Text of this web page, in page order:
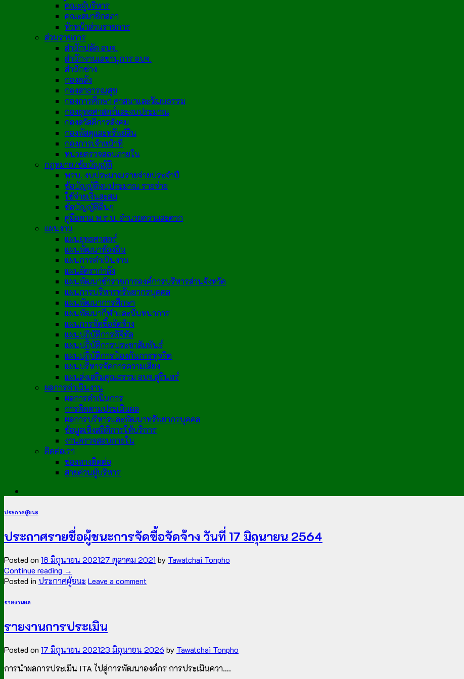
คณะผู้บริหาร
คณะสมาชิกสภา
หัวหน้าส่วนราชการ
ส่วนราชการ
สำนักปลัด อบจ.
สำนักงานเลขานุการ อบจ.
สำนักช่าง
กองคลัง
กองสาธารณสุข
กองการศึกษา ศาสนาและวัฒนธรรม
กองยุทธศาสตร์และงบประมาณ
กองสวัสดิการสังคม
กองพัสดุและทรัพย์สิน
กองการเจ้าหน้าที่
หน่วยตรวจสอบภายใน
กฎหมาย/ข้อบัญญัติ
พรบ. งบประมาณรายจ่ายประจำปี
ข้อบัญญัติงบประมาณ รายจ่าย
ใช้จ่ายเงินสะสม
ข้อบัญญัติอื่นๆ
คู่มือตาม พ.ร.บ. อำนวยความสะดวก
แผนงาน
แผนยุทธศาสตร์
แผนพัฒนาท้องถิ่น
แผนการดำเนินงาน
แผนอัตรากำลัง
แผนพัฒนาข้าราชการองค์การบริหารส่วนจังหวัด
แผนการบริหารทรัพยากรบุคคล
แผนพัฒนาการศึกษา
แผนพัฒนากีฬาและนันทนาการ
แผนการจัดซื้อจัดจ้าง
แผนปฏิบัติการดิจิทัล
แผนปฏิบัติการประชาสัมพันธ์
แผนปฏิบัติการป้องกันการทุจริต
แผนบริหารจัดการความเสี่ยง
แผนส่งเสริมคุณธรรม อบจ.สุรินทร์
ผลการดำเนินงาน
ผลการดำเนินการ
การติดตามประเมินผล
ผลการบริหารและพัฒนาทรัพยากรบุคคล
ข้อมูลเชิงสถิติการให้บริการ
งานตรวจสอบภายใน
ติดต่อเรา
ช่องทางติดต่อ
สายด่วนผู้บริหาร
ประกาศผู้ชนะ
ประกาศรายชื่อผู้ชนะการจัดซื้อจัดจ้าง วันที่ 17 มิถุนายน 2564
Posted on 18 มิถุนายน 202127 ตุลาคม 2021 by Tawatchai Tonpho
Continue reading →
Posted in ประกาศผู้ชนะ Leave a comment
รายงานผล
รายงานการประเมิน
Posted on 17 มิถุนายน 202123 มิถุนายน 2026 by Tawatchai Tonpho
การนำผลการประเมิน ITA ไปสู่การพัฒนาองค์กร การประเมินควา….